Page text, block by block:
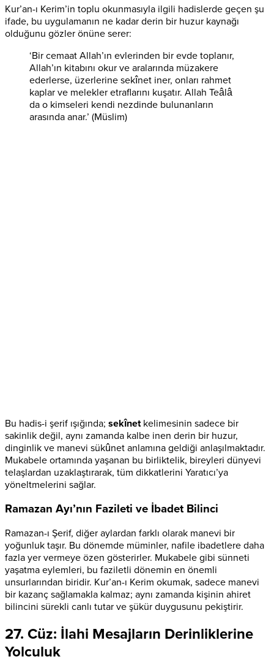
Kur’an-ı Kerim’in toplu okunmasıyla ilgili hadislerde geçen şu
ifade, bu uygulamanın ne kadar derin bir huzur kaynağı
olduğunu gözler önüne serer:
‘Bir cemaat Allah’ın evlerinden bir evde toplanır,
Allah’ın kitabını okur ve aralarında müzakere
ederlerse, üzerlerine sekînet iner, onları rahmet
kaplar ve melekler etraflarını kuşatır. Allah Teâlâ
da o kimseleri kendi nezdinde bulunanların
arasında anar.’ (Müslim)
Bu hadis-i şerif ışığında; sekînetkelimesinin sadece bir
sakinlik değil, aynı zamanda kalbe inen derin bir huzur,
dinginlik ve manevi sükûnet anlamına geldiği anlaşılmaktadır.
Mukabele ortamında yaşanan bu birliktelik, bireyleri dünyevi
telaşlardan uzaklaştırarak, tüm dikkatlerini Yaratıcı’ya
yöneltmelerini sağlar.
Ramazan Ayı’nın Fazileti ve İbadet Bilinci
Ramazan-ı Şerif, diğer aylardan farklı olarak manevi bir
yoğunluk taşır. Bu dönemde müminler, nafile ibadetlere daha
fazla yer vermeye özen gösterirler. Mukabele gibi sünneti
yaşatma eylemleri, bu faziletli dönemin en önemli
unsurlarından biridir. Kur’an-ı Kerim okumak, sadece manevi
bir kazanç sağlamakla kalmaz; aynı zamanda kişinin ahiret
bilincini sürekli canlı tutar ve şükür duygusunu pekiştirir.
27. Cüz: İlahi Mesajların Derinliklerine
Yolculuk